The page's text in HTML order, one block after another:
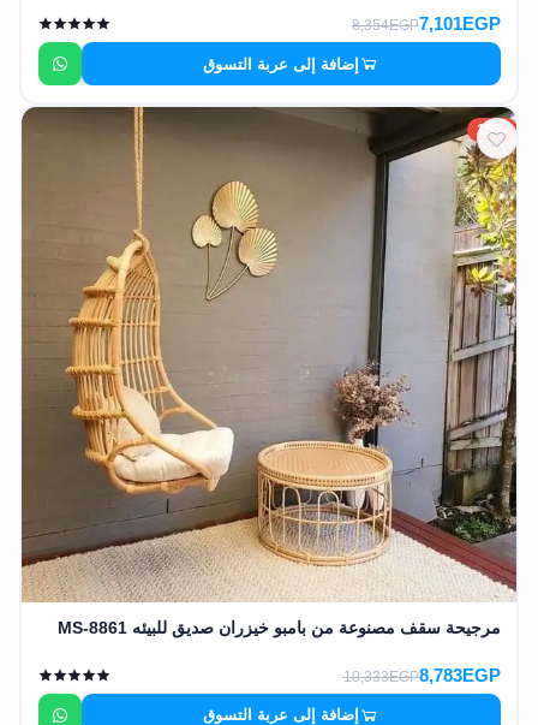
7,101EGP
8,354EGP
إضافة إلى عربة التسوق
15%
مرجيحة سقف مصنوعة من بامبو خيزران صديق للبيئه MS-8861
8,783EGP
10,333EGP
إضافة إلى عربة التسوق